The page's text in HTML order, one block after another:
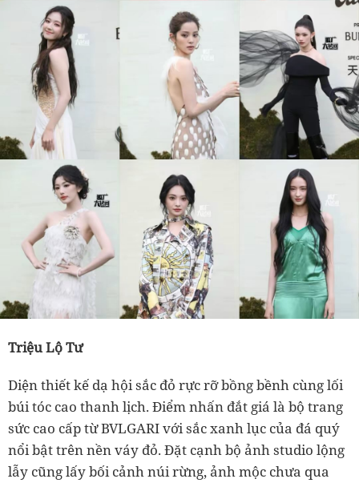
Triệu Lộ Tư
Diện thiết kế dạ hội sắc đỏ rực rỡ bồng bềnh cùng lối
búi tóc cao thanh lịch. Điểm nhấn đắt giá là bộ trang
sức cao cấp từ BVLGARI với sắc xanh lục của đá quý
nổi bật trên nền váy đỏ. Đặt cạnh bộ ảnh studio lộng
lẫy cũng lấy bối cảnh núi rừng, ảnh mộc chưa qua